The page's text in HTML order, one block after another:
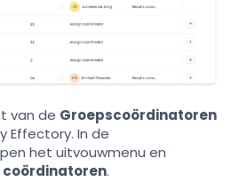
van de Groepscoördinatoren
Effectory. In de
het uitvouwmenu en
coördinatoren.